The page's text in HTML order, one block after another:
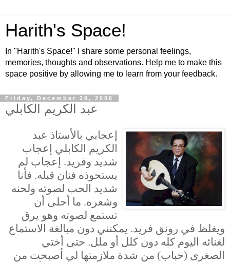
Harith's Space!
In "Harith's Space!" I share some personal feelings,
memories, thoughts and observations. Help me to make this
space positive by allowing me to learn from your feedback.
Friday, December 29, 2006
عبد الكريم الكابلي
إعجابي بالأستاذ عبد
الكريم الكابلي إعجاب
شديد وفريد. إعجاب لم
يستحوذه فنان قبله. فأنا
شديد الحب لصوته ولحنه
وشعره. ما أحلى أن
تستمع لصوته وهو يرق
ويغلظ في رونق فريد. يمكنني دون مبالغة الاستماع
لغنائه اليوم كله دون كلل أو ملل. حتى أختي
الصغرى (حباب) من شدة ملازمتها لي أصبحت من